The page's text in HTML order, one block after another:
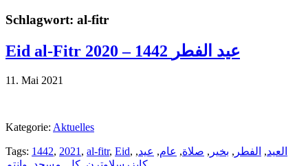
Schlagwort: al-fitr
Eid al-Fitr 2020 – 1442 عيد الفطر
11. Mai 2021
Kategorie: Aktuelles
Tags: 1442, 2021 , al-fitr, Eid, العيد, الفطر , بخير , صلاة, عام, عيد,